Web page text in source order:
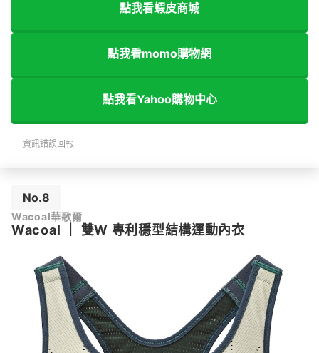
點我看蝦皮商城
點我看momo購物網
點我看Yahoo購物中心
資訊錯誤回報
No.8
Wacoal華歌爾
Wacoal 雙W 專利穩型結構運動內衣